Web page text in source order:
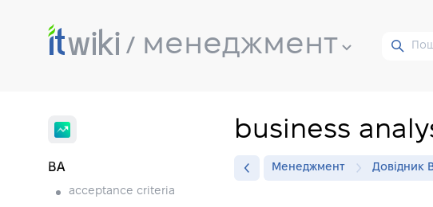
менеджмент
BA
acceptance criteria
business
Менеджмент Довідник